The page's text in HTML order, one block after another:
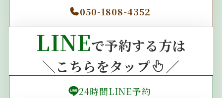
050-1808-4352
LINEで予約する方は
＼こちらをタップ
／
24時間LINE予約